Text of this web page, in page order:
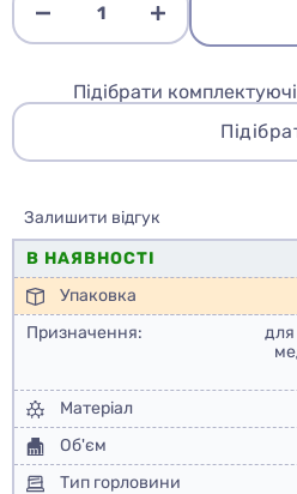
Підібрати
Залишити відгук
В НАЯВНОСТІ
Упаковка
Призначення:
для
Матеріал
Об'єм
Тип горловини